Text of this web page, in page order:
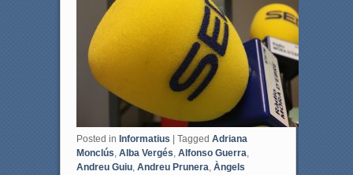
o
k
r
Posted in Informatius Tagged Adriana
Monclús, Alba Vergés, Alfonso Guerra,
Andreu Guiu, Andreu Prunera, Àngels